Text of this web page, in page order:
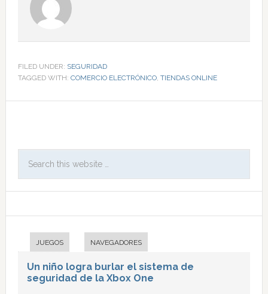
FILED UNDER: SEGURIDAD
TAGGED WITH: COMERCIO ELECTRÓNICO, TIENDAS ONLINE
JUEGOS NAVEGADORES
Un niño logra burlar el sistema de
seguridad de la Xbox One